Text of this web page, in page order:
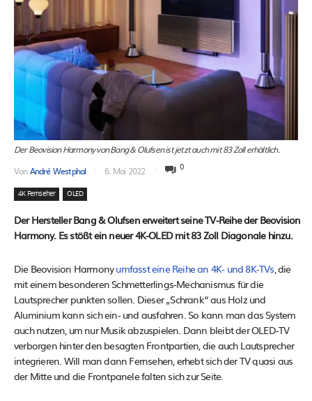
Der Beovision Harmony von Bang & Olufsen ist jetzt auch mit 83 Zoll erhältlich.
VonAndré Westphal 6. Mai 2022 0
4K Fernseher OLED
Der Hersteller Bang & Olufsen erweitert seine TV-Reihe der Beovision
Harmony. Es stößt ein neuer 4K-OLED mit 83 Zoll Diagonale hinzu.
Die Beovision Harmonyumfasst eine Reihe an 4K- und 8K-TVs , die
mit einem besonderen Schmetterlings-Mechanismus für die
Lautsprecher punkten sollen. Dieser „Schrank“ aus Holz und
Aluminium kann sich ein- und ausfahren. So kann man das System
auch nutzen, um nur Musik abzuspielen. Dann bleibt der OLED-TV
verborgen hinter den besagten Frontpartien, die auch Lautsprecher
integrieren. Will man dann Fernsehen, erhebt sich der TV quasi aus
der Mitte und die Frontpanele falten sich zur Seite.